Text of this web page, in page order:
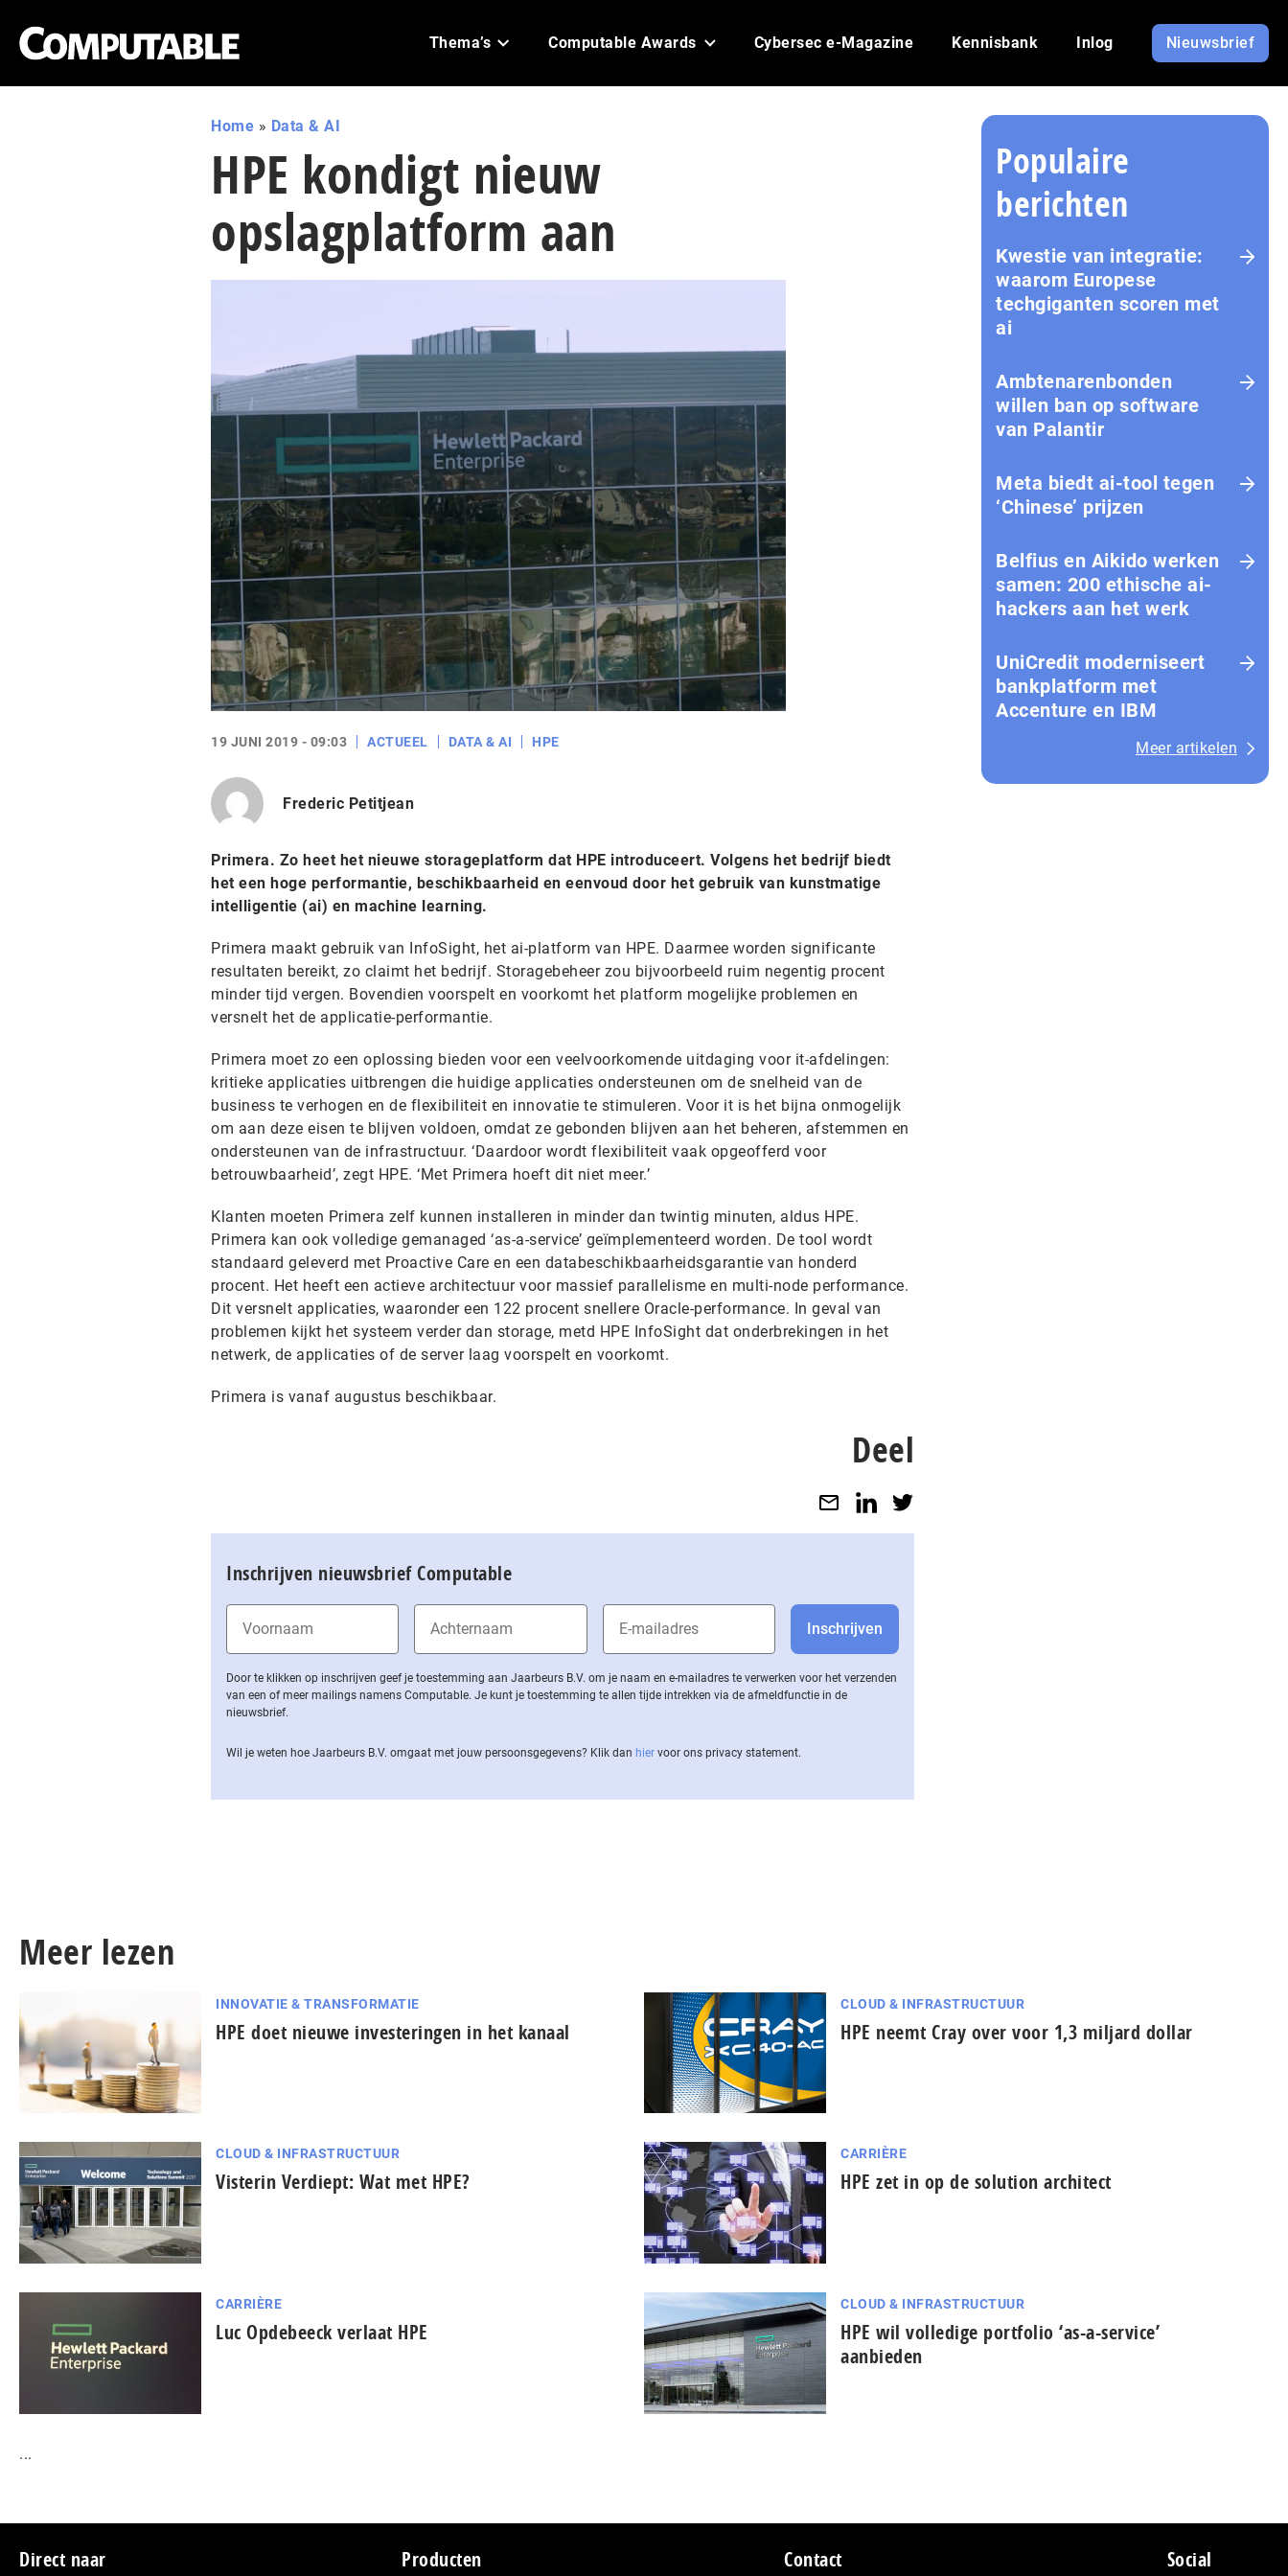
Thema’s Computable Awards Cybersec e-Magazine Kennisbank Inlog Nieuwsbrief
Home » Data & AI
HPE kondigt nieuw
opslagplatform aan
19 JUNI 2019 - 09:03 ACTUEEL DATA & AI HPE
Frederic Petitjean
Primera. Zo heet het nieuwe storageplatform dat HPE introduceert. Volgens het bedrijf biedt
het een hoge performantie, beschikbaarheid en eenvoud door het gebruik van kunstmatige
intelligentie (ai) en machine learning.
Primera maakt gebruik van InfoSight, het ai-platform van HPE. Daarmee worden significante
resultaten bereikt, zo claimt het bedrijf. Storagebeheer zou bijvoorbeeld ruim negentig procent
minder tijd vergen. Bovendien voorspelt en voorkomt het platform mogelijke problemen en
versnelt het de applicatie-performantie.
Primera moet zo een oplossing bieden voor een veelvoorkomende uitdaging voor it-afdelingen:
kritieke applicaties uitbrengen die huidige applicaties ondersteunen om de snelheid van de
business te verhogen en de flexibiliteit en innovatie te stimuleren. Voor it is het bijna onmogelijk
om aan deze eisen te blijven voldoen, omdat ze gebonden blijven aan het beheren, afstemmen en
ondersteunen van de infrastructuur. ‘Daardoor wordt flexibiliteit vaak opgeofferd voor
betrouwbaarheid’, zegt HPE. ‘Met Primera hoeft dit niet meer.’
Klanten moeten Primera zelf kunnen installeren in minder dan twintig minuten, aldus HPE.
Primera kan ook volledige gemanaged ‘as-a-service’ geïmplementeerd worden. De tool wordt
standaard geleverd met Proactive Care en een databeschikbaarheidsgarantie van honderd
procent. Het heeft een actieve architectuur voor massief parallelisme en multi-node performance.
Dit versnelt applicaties, waaronder een 122 procent snellere Oracle-performance. In geval van
problemen kijkt het systeem verder dan storage, metd HPE InfoSight dat onderbrekingen in het
netwerk, de applicaties of de server laag voorspelt en voorkomt.
Primera is vanaf augustus beschikbaar.
Deel
Inschrijven nieuwsbrief Computable
Door te klikken op inschrijven geef je toestemming aan Jaarbeurs B.V. om je naam en e-mailadres te verwerken voor het verzenden
van een of meer mailings namens Computable. Je kunt je toestemming te allen tijde intrekken via de af­meld­func­tie in de
nieuwsbrief.
Wil je weten hoe Jaarbeurs B.V. omgaat met jouw per­soons­ge­ge­vens? Klik dan hier voor ons privacy statement.
Populaire
berichten
Kwestie van integratie:
waarom Europese
techgiganten scoren met
ai
Amb­te­na­ren­bon­den
willen ban op software
van Palantir
Meta biedt ai-tool tegen
‘Chinese’ prijzen
Belfius en Aikido werken
samen: 200 ethische ai-
hackers aan het werk
UniCredit moderniseert
bankplatform met
Accenture en IBM
Meer artikelen
Meer lezen
INNOVATIE & TRANSFORMATIE
HPE doet nieuwe investeringen in het kanaal
CLOUD & INFRASTRUCTUUR
HPE neemt Cray over voor 1,3 miljard dollar
CLOUD & INFRASTRUCTUUR
Visterin Verdiept: Wat met HPE?
CARRIÈRE
HPE zet in op de solution architect
CARRIÈRE
Luc Opdebeeck verlaat HPE
CLOUD & INFRASTRUCTUUR
HPE wil volledige portfolio ‘as-a-service’
aanbieden
...
Direct naar Producten Contact Social